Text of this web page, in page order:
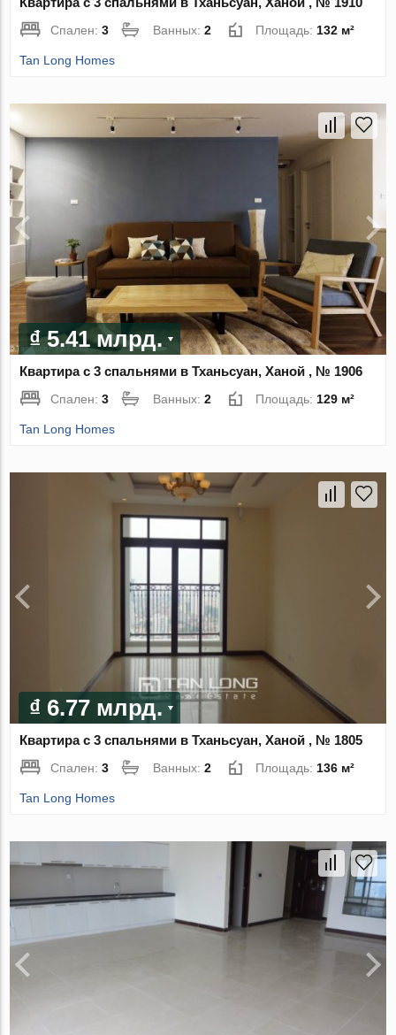
Спален:3 Ванных:2 Площадь: 132 м²
Tan Long Homes
₫ 5.41 млрд.
Квартира с 3 спальнями в Тханьсуан, Ханой , № 1906
Спален:3 Ванных:2 Площадь: 129 м²
Tan Long Homes
₫ 6.77 млрд.
Квартира с 3 спальнями в Тханьсуан, Ханой , № 1805
Спален:3 Ванных:2 Площадь: 136 м²
Tan Long Homes